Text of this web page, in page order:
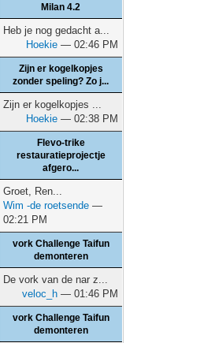
Milan 4.2
Heb je nog gedacht a...
Hoekie — 02:46 PM
Zijn er kogelkopjes
zonder speling? Zo j...
Zijn er kogelkopjes ...
Hoekie — 02:38 PM
Flevo-trike
restauratieprojectje
afgero...
Groet, Ren...
Wim -de roetsende —
02:21 PM
vork Challenge Taifun
demonteren
De vork van de nar z...
veloc_h — 01:46 PM
vork Challenge Taifun
demonteren